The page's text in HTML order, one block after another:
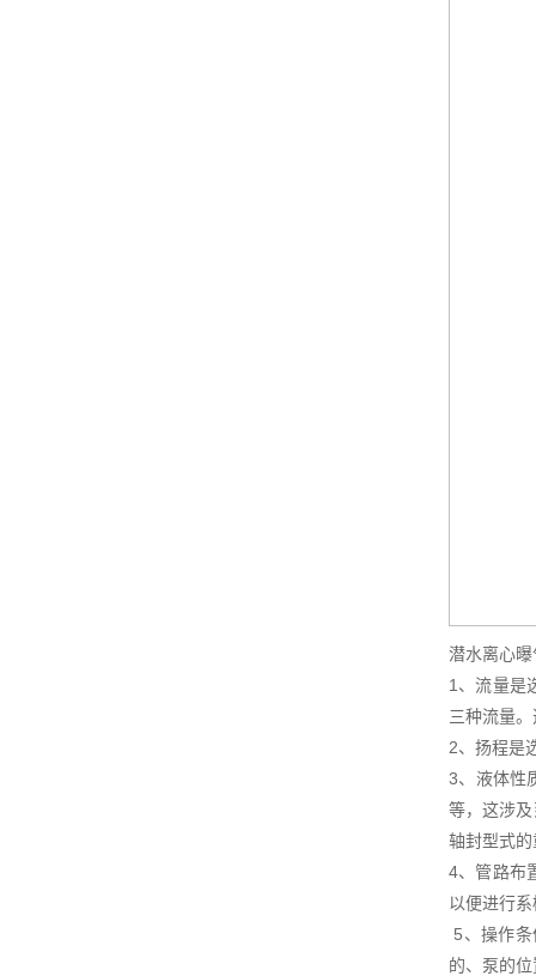
潜水离心
1、流量是
三种流量
2、扬程是
3、液体性
等，这涉
轴封型式
4、管路布
以便进行
5、操作
的、泵的